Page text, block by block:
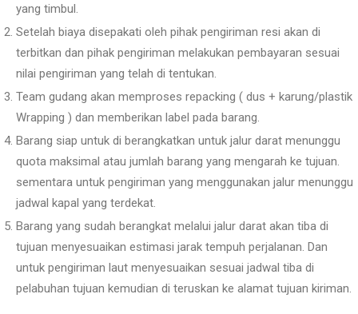
yang timbul.
Setelah biaya disepakati oleh pihak pengiriman resi akan di
terbitkan dan pihak pengiriman melakukan pembayaran sesuai
nilai pengiriman yang telah di tentukan.
Team gudang akan memproses repacking ( dus + karung/plastik
Wrapping ) dan memberikan label pada barang.
Barang siap untuk di berangkatkan untuk jalur darat menunggu
quota maksimal atau jumlah barang yang mengarah ke tujuan.
sementara untuk pengiriman yang menggunakan jalur menunggu
jadwal kapal yang terdekat.
Barang yang sudah berangkat melalui jalur darat akan tiba di
tujuan menyesuaikan estimasi jarak tempuh perjalanan. Dan
untuk pengiriman laut menyesuaikan sesuai jadwal tiba di
pelabuhan tujuan kemudian di teruskan ke alamat tujuan kiriman.